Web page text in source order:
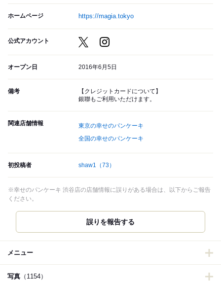
ホームページ https://magia.tokyo
公式アカウント
オープン日 2016年6月5日
備考
【クレジットカードについて】
銀聯もご利用いただけます。
関連店舗情報
東京の幸せのパンケーキ
全国の幸せのパンケーキ
初投稿者 shaw1 （73）
※幸せのパンケーキ 渋谷店の店舗情報に誤りがある場合は、以下からご報告
ください。
誤りを報告する
メニュー
写真 （1154）